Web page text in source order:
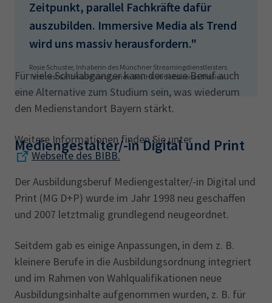
Zeitpunkt, parallel Fachkräfte dafür
auszubilden. Immersive Media als Trend
wird uns massiv herausfordern."
Rosie Schuster, Inhaberin des Münchner Streamingdienstleisters
Techcast GmbH und Vorsitzende des IHK-Arbeitskreises Medien
Für viele Schulabgänger kann der neue Beruf auch
eine Alternative zum Studium sein, was wiederum
den Medienstandort Bayern stärkt.
Weitere Informationen finden Sie unter
Webseite des BIBB.
Mediengestalter/-in Digital und Print
Der Ausbildungsberuf Mediengestalter/-in Digital und
Print (MG D+P) wurde im Jahr 1998 neu geschaffen
und 2007 letztmalig grundlegend neugeordnet.
Seitdem gab es einige Anpassungen, in dem z. B.
kleinere Berufe in die Ausbildungsordnung integriert
und im Rahmen von Wahlqualifikationen neue
Ausbildungsinhalte aufgenommen wurden, z. B. für